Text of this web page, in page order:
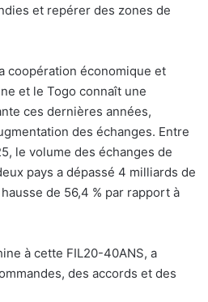
et repérer des zones de
coopération économique et
et le Togo connaît une
ces dernières années,
des échanges. Entre
le volume des échanges de
pays a dépassé 4 milliards de
de 56,4 % par rapport à
à cette FIL20-40ANS, a
des accords et des